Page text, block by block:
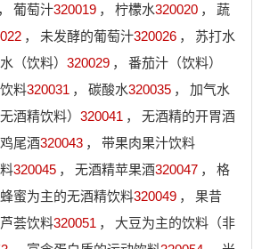
， 葡萄汁320019 ， 柠檬水320020 ，
蔬
， 未发酵的葡萄汁320026 ，
苏打水
（饮料） 320029 ，
番茄汁（饮料）
料320031 ， 碳酸水320035 ，
加气水
酒精饮料） 320041 ，
无酒精的开胃酒
尾酒320043 ，
带果肉果汁饮料
320045 ， 无酒精苹果酒320047 ，
格
蜜为主的无酒精饮料320049 ，
果昔
荟饮料320051 ，
大豆为主的饮料（非